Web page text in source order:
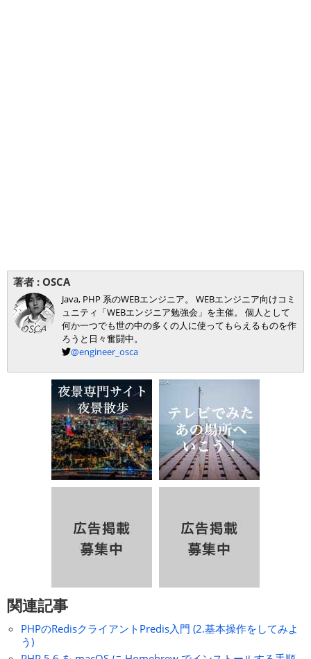
著者 : OSCA
Java, PHP 系のWEBエンジニア。 WEBエンジニア向けコミ
ュニティ「WEBエンジニア勉強会」を主催。 個人として
何か一つでも世の中の多くの人に使ってもらえるものを作
ろうと日々奮闘中。
@engineer_osca
関連記事
PHPのRedisクライアントPredis入門 (2.基本操作をしてみよ
う)